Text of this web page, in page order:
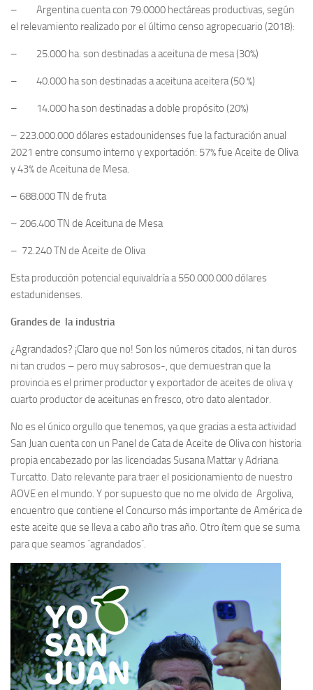
– Argentina cuenta con 79.0000 hectáreas productivas, según
el relevamiento realizado por el último censo agropecuario (2018):
– 25.000 ha. son destinadas a aceituna de mesa (30%)
– 40.000 ha son destinadas a aceituna aceitera (50 %)
– 14.000 ha son destinadas a doble propósito (20%)
– 223.000.000 dólares estadounidenses fue la facturación anual
2021 entre consumo interno y exportación: 57% fue Aceite de Oliva
y 43% de Aceituna de Mesa.
– 688.000 TN de fruta
– 206.400 TN de Aceituna de Mesa
– 72.240 TN de Aceite de Oliva
Esta producción potencial equivaldría a 550.000.000 dólares
estadunidenses.
Grandes de la industria
¿Agrandados? ¡Claro que no! Son los números citados, ni tan duros
ni tan crudos – pero muy sabrosos-, que demuestran que la
provincia es el primer productor y exportador de aceites de oliva y
cuarto productor de aceitunas en fresco, otro dato alentador.
No es el único orgullo que tenemos, ya que gracias a esta actividad
San Juan cuenta con un Panel de Cata de Aceite de Oliva con historia
propia encabezado por las licenciadas Susana Mattar y Adriana
Turcatto. Dato relevante para traer el posicionamiento de nuestro
AOVE en el mundo. Y por supuesto que no me olvido de Argoliva,
encuentro que contiene el Concurso más importante de América de
este aceite que se lleva a cabo año tras año. Otro ítem que se suma
para que seamos ´agrandados´.